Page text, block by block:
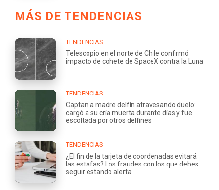
MÁS DE TENDENCIAS
TENDENCIAS
Telescopio en el norte de Chile confirmó
impacto de cohete de SpaceX contra la Luna
TENDENCIAS
Captan a madre delfín atravesando duelo:
cargó a su cría muerta durante días y fue
escoltada por otros delfines
TENDENCIAS
¿El fin de la tarjeta de coordenadas evitará
las estafas? Los fraudes con los que debes
seguir estando alerta